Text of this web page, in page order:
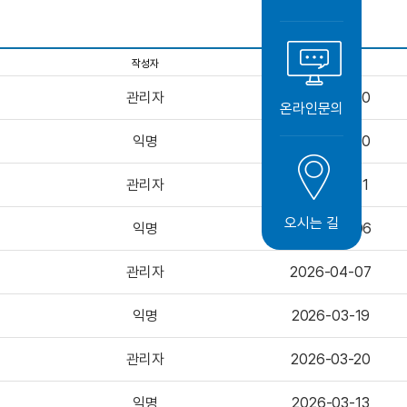
온라인문의
오시는 길
작성자 작성일자
관리자 2026-04-20
익명 2026-04-10
관리자 2026-04-11
익명 2026-04-06
관리자 2026-04-07
익명 2026-03-19
관리자 2026-03-20
익명 2026-03-13